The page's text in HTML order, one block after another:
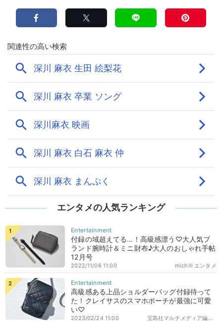
エンタメの人気ランキング
付録の域超えてる…！高級感漂う♡大人気ブ
ランド腕時計＆ミニ財布♪大人のおしゃれ手帖
12月号
michill エンタメ
2022/11/06 11:00
高級感ある上品ショルダーバッグ付録待って
た！クレイサスのスマホポーチが最強に可愛
い♡
宝島社マルチメディア編集部エディターズ
2023/02/24 11:00